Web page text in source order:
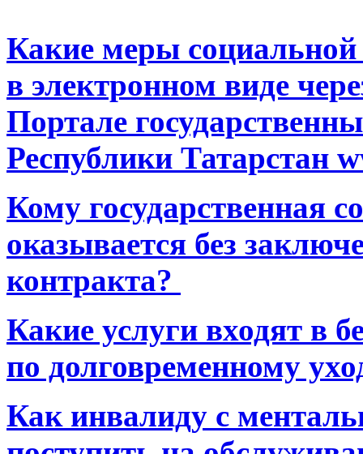
Какие меры
в электронном виде
Портале
Республики Татарстан
Кому государственная
оказывается без
контракта?
Какие услуги входят в
по долговременному
Как инвалиду с